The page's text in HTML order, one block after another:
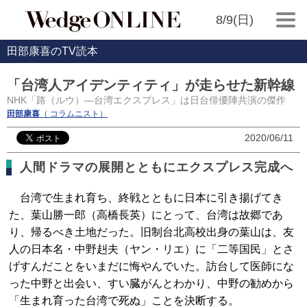
8/9(日)
田部康喜のTV読本
「台湾人アイデンティティ」が走らせた新幹線
NHK「路（ルウ）―台湾エクスプレス」は日台俳優陣共演の傑作
田部康喜 （ コラムニスト）
2020/06/11
人間ドラマの展開とともにエクスプレス完成へ
台湾で生まれ育ち、終戦とともに日本に引き揚げてき
た、葉山勝一郎（高橋長英）にとって、台湾は故郷であ
り、帰るべき土地だった。旧制台北高校出身の葉山は、友
人の日本名・中野赳夫（ヤン・リエ）に「二等国民」とさ
げすんだことをいまだに悔やんでいた。訪台して医師にな
った中野と出会い、すい臓がんとわかり、中野の勧めから
「生まれ育った台湾で死ぬ」ことを決断する。